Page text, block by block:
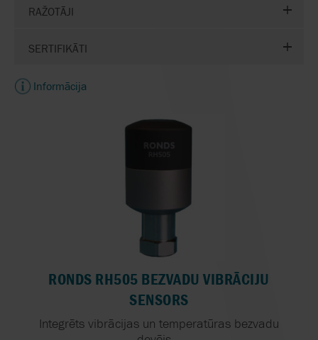
RAŽOTĀJI
SERTIFIKĀTI
Informācija
RONDS RH505 BEZVADU VIBRĀCIJU
SENSORS
Integrēts vibrācijas un temperatūras bezvadu